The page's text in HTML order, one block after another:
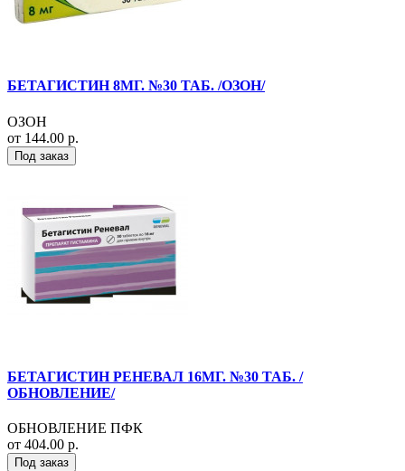
БЕТАГИСТИН 8МГ. №30 ТАБ. /ОЗОН/
ОЗОН
от 144.00 р.
Под заказ
БЕТАГИСТИН РЕНЕВАЛ 16МГ. №30 ТАБ. /
ОБНОВЛЕНИЕ/
ОБНОВЛЕНИЕ ПФК
от 404.00 р.
Под заказ